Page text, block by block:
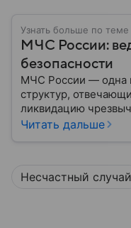
Узнать больше по теме
МЧС России:
безопасности
МЧС России — одна
структур,
ликвидацию
играет важную роль
задачи выполняет и
Читать дальше
Несчастный случай